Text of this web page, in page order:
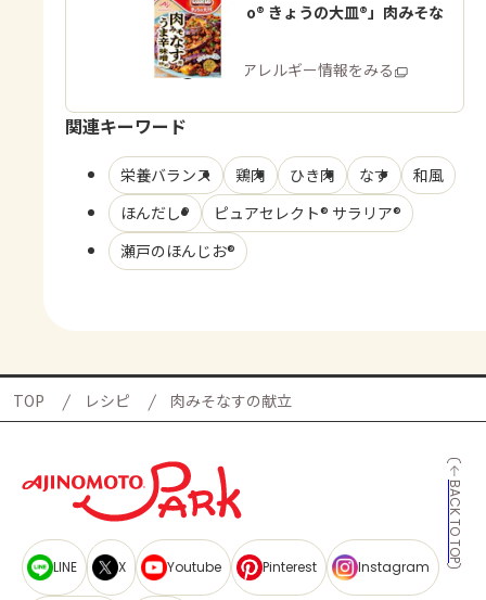
「Cook Do® きょうの大皿®」肉みそな
す用
商品・アレルギー情報をみる
関連キーワード
栄養バランス 鶏肉 ひき肉 なす
和風
ほんだし®
ピュアセレクト® サラリア®
瀬戸のほんじお®
TOP レシピ 肉みそなすの献立
BACK TO TOP
LINE X Youtube Pinterest Instagram